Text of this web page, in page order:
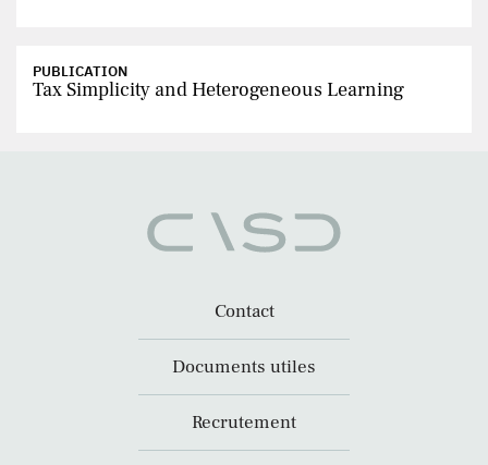
PUBLICATION
Tax Simplicity and Heterogeneous Learning
Contact
Documents utiles
Recrutement